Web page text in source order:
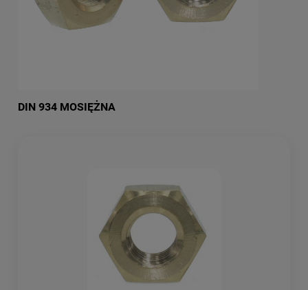
DIN 934 MOSIĘŻNA